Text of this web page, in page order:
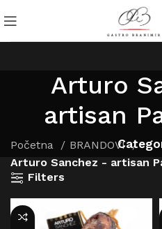
Arturo
artisan
Početna
BRANDOVI
Arturo Sanchez - artisan
Filters